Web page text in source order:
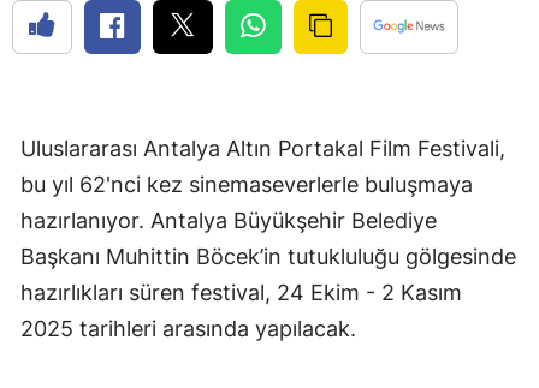
Uluslararası Antalya Altın Portakal Film Festivali,
bu yıl 62'nci kez sinemaseverlerle buluşmaya
hazırlanıyor. Antalya Büyükşehir Belediye
Başkanı Muhittin Böcek’in tutukluluğu gölgesinde
hazırlıkları süren festival, 24 Ekim - 2 Kasım
2025 tarihleri arasında yapılacak.